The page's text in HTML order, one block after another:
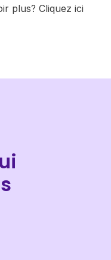
plus? Cliquez ici